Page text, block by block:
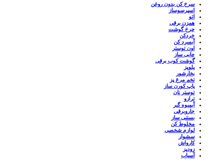
سرخ کن بدون روغن
اسپرسوساز
اتو
همزن برقی
چرخ گوشت
خردکن
آبسرد کن
اون توستر
چایی ساز
گوشت کوب برقی
پلوپز
بخارشور
تخم مرغ پز
پاپ کورن ساز
توستر نان
ترازو
آبمیوه گیر
جاروبرقی
بستنی ساز
مخلوط کن
لوازم شخصی
سشوار
کارواش
زودپز
آسیاب